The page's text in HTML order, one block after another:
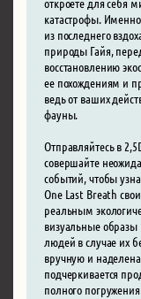
катастрофы.
из последнего
природы Гайя,
восстановлению
ее похождениям и
ведь от ваших
фауны.
Отправляйтесь в
совершайте
событий, чтобы
One Last Breath
реальным
визуальные образы
людей в случае их
вручную и
подчеркивается
полного